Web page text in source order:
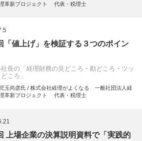
革新プロジェクト 代表・税理士
「値上げ」を検証する３つのポイン
社長の「経理財務の見どころ・勘どころ・ツッ
ころ」
児玉尚彦氏 / 株式会社経理がよくなる 一般社団法人経
革新プロジェクト 代表・税理士
上場企業の決算説明資料で「実践的